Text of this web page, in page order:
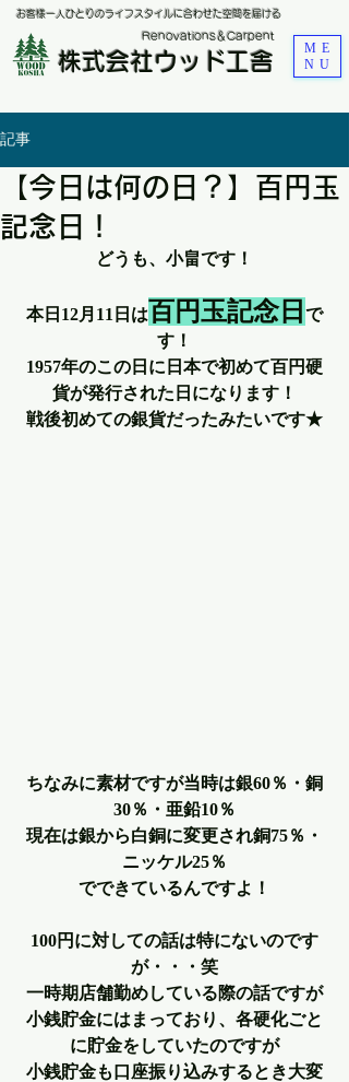
お客様一人ひとりのライフスタイルに合わせた空間を届ける
株式会社ウッド工舎
​Renovations＆Carpent
ME
NU
記事
【今日は何の日？】百円玉
記念日！
どうも、小畠です！
本日12月11日は百円玉記念日 で
す！
1957年のこの日に日本で初めて百円硬
貨が発行された日になります！
戦後初めての銀貨だったみたいです★
ちなみに素材ですが当時は銀60％・銅
30％・亜鉛10％
現在は銀から白銅に変更され銅75％・
ニッケル25％
でできているんですよ！
100円に対しての話は特にないのです
が・・・笑
一時期店舗勤めしている際の話ですが
小銭貯金にはまっており、各硬化ごと
に貯金をしていたのですが
小銭貯金も口座振り込みするとき大変